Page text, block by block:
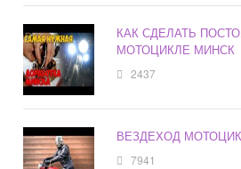
КАК СДЕЛАТЬ
МОТОЦИКЛЕ МИНСК
2437
ВЕЗДЕХОД
7941